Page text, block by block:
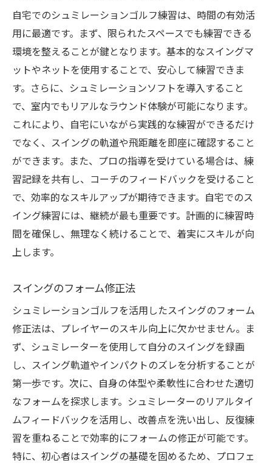
自宅でのシュミレーションゴルフ練習は、時間の有効活
用に最適です。まず、限られたスペースでも練習できる
環境を整えることが鍵となります。基本的なスイングマ
ットやネットを使用することで、安心して練習できま
す。さらに、シュミレーションソフトを導入すること
で、室内でもリアルなラウンド体験が可能になります。
これにより、自宅にいながら実践的な練習ができるだけ
でなく、スイングの軌道や飛距離を即座に確認すること
ができます。また、プロの指導を受けている場合は、練
習記録を共有し、コーチのフィードバックを受けること
で、効率的なスキルアップが期待できます。自宅でのス
イング練習には、継続が最も重要です。計画的に練習時
間を確保し、無理なく続けることで、着実にスキルが向
上します。
スイングのフォーム修正法
シュミレーションゴルフを活用したスイングのフォーム
修正法は、プレイヤーのスキル向上に欠かせません。ま
ず、シュミレーターを使用して自分のスイングを録画
し、スイング軌道やインパクトのズレを分析することが
第一歩です。次に、自身の体型や柔軟性に合わせた適切
なフォームを探求します。シュミレーターのリアルタイ
ムフィードバックを活用し、改善点を洗い出し、反復練
習を重ねることで効率的にフォームの修正が可能です。
特に、初心者はスイングの基礎を固めるため、プロフェ